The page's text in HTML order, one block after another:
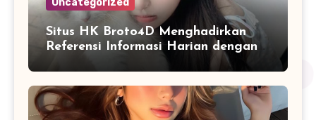
Uncategorized
Situs HK Broto4D Menghadirkan
Referensi Informasi Harian dengan
Navigasi yang Lebih Nyaman